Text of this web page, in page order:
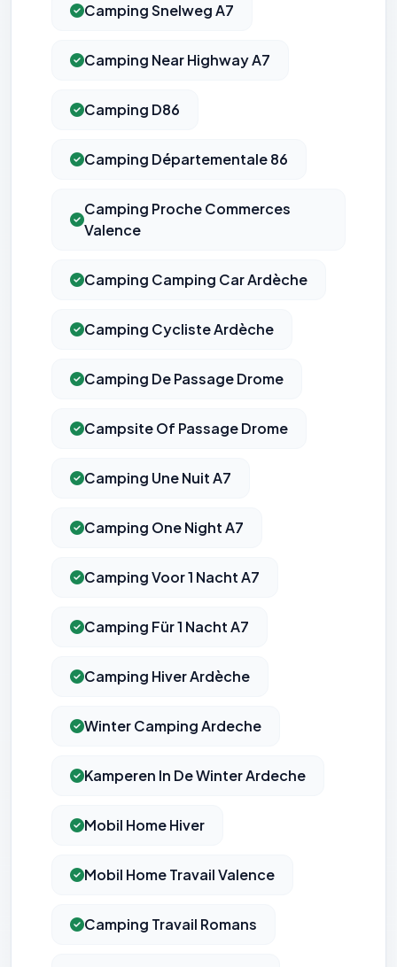
Camping Snelweg A7
Camping Near Highway A7
Camping D86
Camping Départementale 86
Camping Proche Commerces
Valence
Camping Camping Car Ardèche
Camping Cycliste Ardèche
Camping De Passage Drome
Campsite Of Passage Drome
Camping Une Nuit A7
Camping One Night A7
Camping Voor 1 Nacht A7
Camping Für 1 Nacht A7
Camping Hiver Ardèche
Winter Camping Ardeche
Kamperen In De Winter Ardeche
Mobil Home Hiver
Mobil Home Travail Valence
Camping Travail Romans